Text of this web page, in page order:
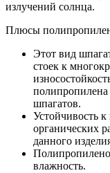
излучений солнца.
Плюсы
Этот вид
стоек к
полипропилена
шпагатов.
Устойчивость
органических
данного
влажность.